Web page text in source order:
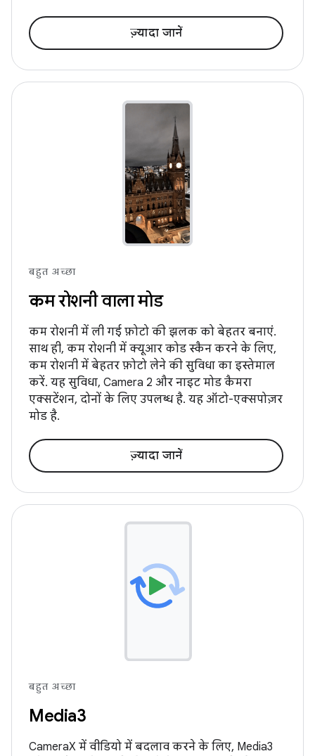
ज़्यादा जानें
बहुत अच्छा
कम रोशनी वाला मोड
कम रोशनी में ली गई फ़ोटो की झलक को बेहतर बनाएं.
साथ ही, कम रोशनी में क्यूआर कोड स्कैन करने के लिए,
कम रोशनी में बेहतर फ़ोटो लेने की सुविधा का इस्तेमाल
करें. यह सुविधा, Camera 2 और नाइट मोड कैमरा
एक्सटेंशन, दोनों के लिए उपलब्ध है. यह ऑटो-एक्सपोज़र
मोड है.
ज़्यादा जानें
बहुत अच्छा
Media3
CameraX में वीडियो में बदलाव करने के लिए, Media3